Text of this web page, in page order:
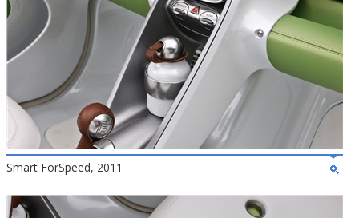
Smart ForSpeed, 2011